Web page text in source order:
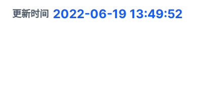
更新时间 2022-06-19 13:49:52